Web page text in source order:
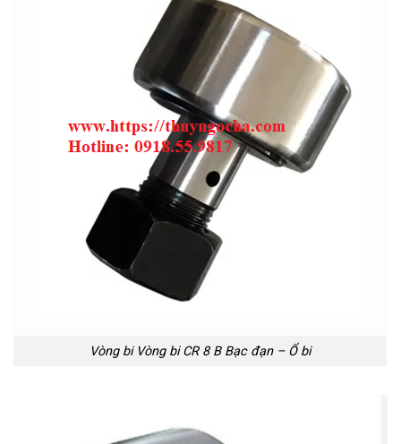
Vòng bi Vòng bi CR 8 B Bạc đạn – Ổ bi